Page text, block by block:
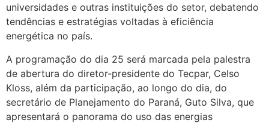
universidades e outras instituições do setor, debatendo
tendências e estratégias voltadas à eficiência
energética no país.
A programação do dia 25 será marcada pela palestra
de abertura do diretor-presidente do Tecpar, Celso
Kloss, além da participação, ao longo do dia, do
secretário de Planejamento do Paraná, Guto Silva, que
apresentará o panorama do uso das energias